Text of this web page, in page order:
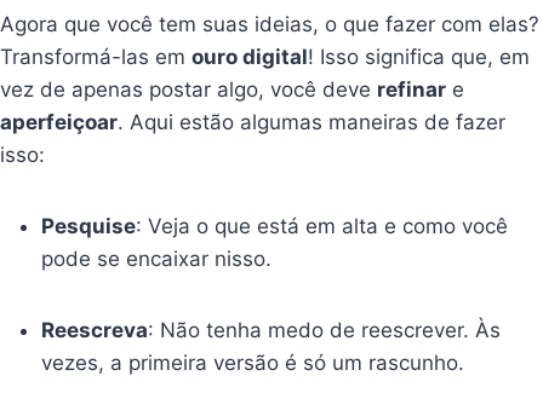
Agora que você tem suas ideias, o que fazer com elas?
Transformá-las emouro digital! Isso significa que, em
vez de apenas postar algo, você deve refinar e
aperfeiçoar. Aqui estão algumas maneiras de fazer
isso:
Pesquise: Veja o que está em alta e como você
pode se encaixar nisso.
Reescreva: Não tenha medo de reescrever. Às
vezes, a primeira versão é só um rascunho.